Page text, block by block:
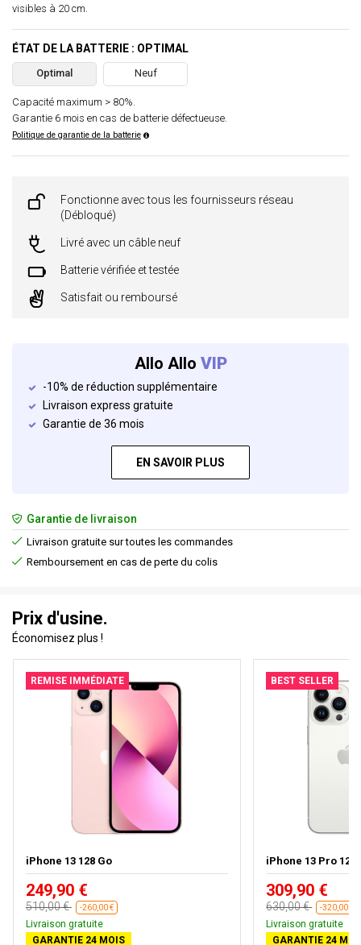
visibles à 20 cm.
ÉTAT DE LA BATTERIE : OPTIMAL
Optimal Neuf
Capacité maximum > 80%.
Garantie 6 mois en cas de batterie défectueuse.
Politique de garantie de la batterie
Fonctionne avec tous les fournisseurs réseau
(Débloqué)
Livré avec un câble neuf
Batterie vérifiée et testée
Satisfait ou remboursé
Allo Allo VIP
-10% de réduction supplémentaire
Livraison express gratuite
Garantie de 36 mois
EN SAVOIR PLUS
Garantie de livraison
Livraison gratuite sur toutes les commandes
Remboursement en cas de perte du colis
Prix d'usine.
Économisez plus !
REMISE IMMÉDIATE
iPhone 13 128 Go
249,90 €
510,00 € -260,00 €
Livraison gratuite
GARANTIE 24 MOIS
BEST SELLER
iPhone 13 Pro 128
309,90 €
630,00 € -320,00 €
Livraison gratuite
GARANTIE 24